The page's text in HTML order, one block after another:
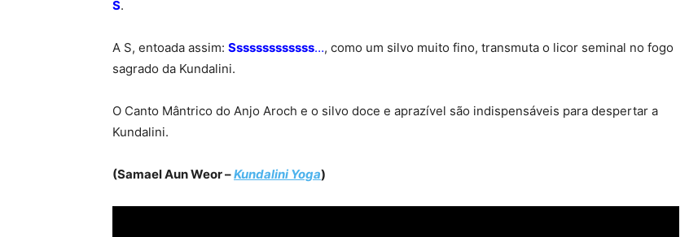
S.
A S, entoada assim: Sssssssssssss…, como um silvo muito fino, transmuta o licor seminal no fogo
sagrado da Kundalini.
O Canto Mântrico do Anjo Aroch e o silvo doce e aprazível são indispensáveis para despertar a
Kundalini.
(Samael Aun Weor –Kundalini Yoga)